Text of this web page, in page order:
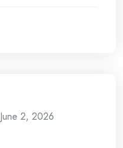
June 2, 2026